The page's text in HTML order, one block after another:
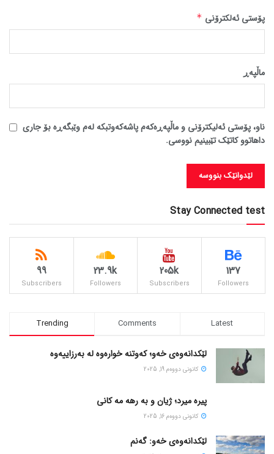
پۆستی ئەلکترۆنی *
ماڵپه‌ڕ
ناو، پۆستی ئەلیکترۆنی و ماڵپەڕەکەم پاشەکەوتبکە لەم وێبگەڕە بۆ جاری
داهاتوو کاتێک تێبینیم نووسی.
Stay Connected test
137
Followers
205k
Subscribers
23.9k
Followers
99
Subscribers
Trending Comments Latest
لێکدانەوەی خەو؛ کەوتنە خوارەوە لە بەرزاییەوە
كانونی دووه‌م 19, 2025
پیره میرد؛ ژیان و به رهه مه کانی
كانونی دووه‌م 16, 2025
لێکدانەوەی خەو: گەنم